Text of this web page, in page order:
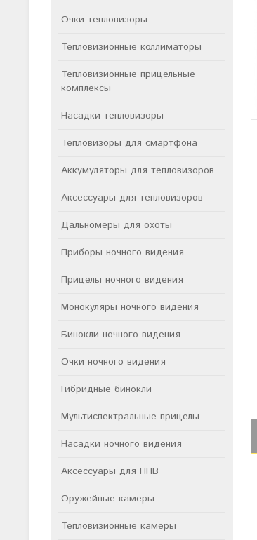
Очки тепловизоры
Тепловизионные коллиматоры
Тепловизионные прицельные
комплексы
Насадки тепловизоры
Тепловизоры для смартфона
Аккумуляторы для тепловизоров
Аксессуары для тепловизоров
Дальномеры для охоты
Приборы ночного видения
Прицелы ночного видения
Монокуляры ночного видения
Бинокли ночного видения
Очки ночного видения
Гибридные бинокли
Мультиспектральные прицелы
Насадки ночного видения
Аксессуары для ПНВ
Оружейные камеры
Тепловизионные камеры